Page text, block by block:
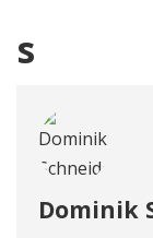
s
Dominik